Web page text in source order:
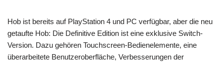
Hob ist bereits auf PlayStation 4 und PC verfügbar, aber die neu
getaufte Hob: Die Definitive Edition ist eine exklusive Switch-
Version. Dazu gehören Touchscreen-Bedienelemente, eine
überarbeitete Benutzeroberfläche, Verbesserungen der